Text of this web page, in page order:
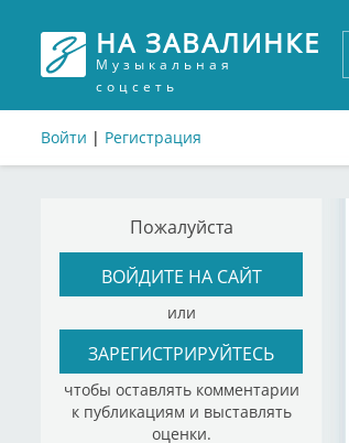
НА ЗАВАЛИНКЕ
Музыкальная
соцсеть
Войти | Регистрация
Пожалуйста
ВОЙДИТЕ НА САЙТ
или
ЗАРЕГИСТРИРУЙТЕСЬ
чтобы оставлять комментарии
к публикациям и выставлять
оценки.